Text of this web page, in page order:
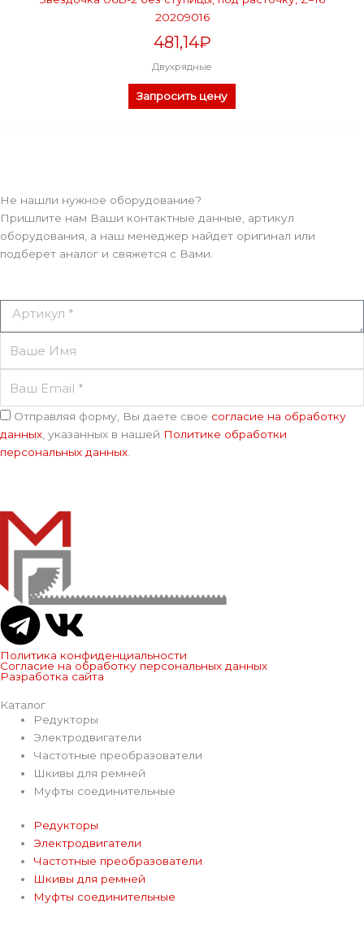
20209016
481,14₽
Двухрядные
Запросить цену
Не нашли нужное оборудование?
Пришлите нам Ваши контактные данные, артикул
оборудования, а наш менеджер найдет оригинал или
подберет аналог и свяжется с Вами.
Артикул
Имя
Email
Соглашение
Отправляя форму, Вы даете свое согласие на обработку
данных , указанных в нашей Политике обработки
персональных данных
T
e
l
e
g
r
a
m
V
k
Политика конфиденциальности
Согласие на обработку персональных данных
Разработка сайта
Каталог
Редукторы
Электродвигатели
Частотные преобразователи
Шкивы для ремней
Муфты соединительные
Редукторы
Электродвигатели
Частотные преобразователи
Шкивы для ремней
Муфты соединительные